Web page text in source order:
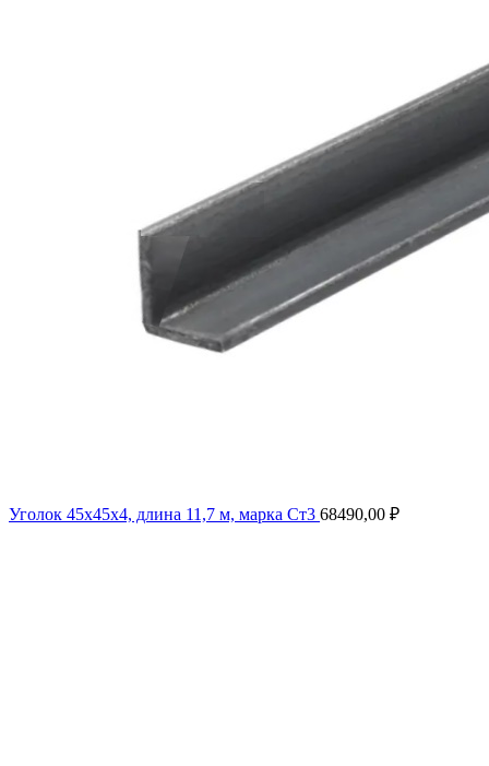
Уголок 45х45х4, длина 11,7 м, марка Ст3 68490,00 ₽